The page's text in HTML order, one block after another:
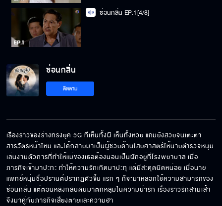
ซ่อนกลิ่น EP.1[4/8]
ซ่อนกลิ่น EP.1[7/8]
ซ่อนกลิ่น EP.1[8/8]
ซ่อนกลิ่น
ติดตาม
เรื่องราวของร่างทรงยุค 5G ที่เห็นทั้งผี เห็นทั้งหวย แถมยังสวยจนเตะตา
สารวัตรหน้าใหม่ และได้กลายมาเป็นผู้ช่วยด้านไสยศาสตร์ให้นายตำรวจหนุ่ม
เล่นงานตัวการที่ทำให้แม่ของเธอต้องนอนเป็นผักอยู่ที่โรงพยาบาล เมื่อ
ภารกิจเข้ามาปะทะ ทำให้ความรักเกิดมาปะทุ แต่มีสะดุดนิดหน่อย เมื่อนาย
แพทย์หนุ่มชื่อปรานต์ปรากฏตัวขึ้น แรก ๆ ก็จะมาหลอกใช้ความสามารถของ
ซ่อนกลิ่น แต่ตอนหลังกลับดันมาตกหลุมในความน่ารัก เรื่องราวรักสามเส้า
จึงมาคู่กับภารกิจเสี่ยงตายและความฮา